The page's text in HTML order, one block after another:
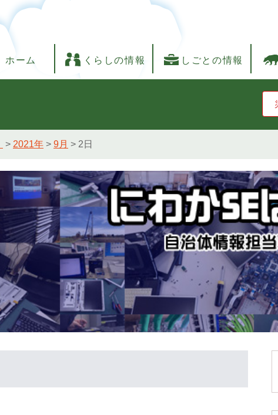
ホーム くらしの情報 しごとの情報
> 2021年 > 9月 > 2日